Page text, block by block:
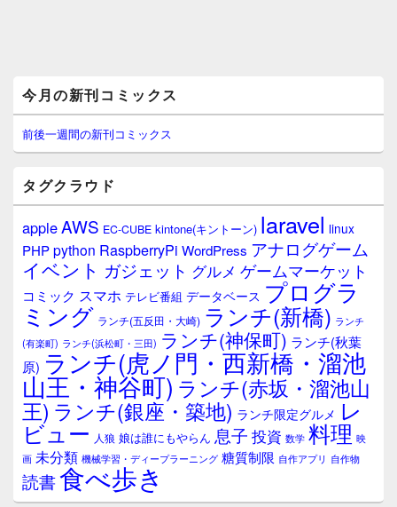
イ
ン
サ
イ
ウ
ィ
ジ
ェ
ア
今月の新刊コミックス
前後一週間の新刊コミックス
タグクラウド
appleAWS EC-CUBE kintone(キントーン) laravel linux
PHPpython RaspberryPi WordPress アナログゲーム
イベント ガジェット グルメ ゲームマーケット
コミック スマホ テレビ番組 データベース プログラ
ミング ランチ(五反田・大崎) ランチ(新橋) ランチ
(有楽町) ランチ(浜松町・三田) ランチ(神保町) ランチ(秋葉
原) ランチ(虎ノ門・西新橋・溜池
山王・神谷町) ランチ(赤坂・溜池山
王) ランチ(銀座・築地) ランチ限定グルメ レ
ビュー 人狼 娘は誰にもやらん 息子 投資 数学 料理 映
画 未分類 機械学習・ディープラーニング 糖質制限 自作アプリ 自作物
読書食べ歩き